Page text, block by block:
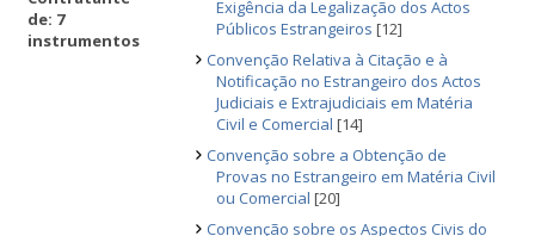
de: 7
instrumentos
Exigência da Legalização dos Actos
Públicos Estrangeiros [12]
Convenção Relativa à Citação e à
Notificação no Estrangeiro dos Actos
Judiciais e Extrajudiciais em Matéria
Civil e Comercial [14]
Convenção sobre a Obtenção de
Provas no Estrangeiro em Matéria Civil
ou Comercial [20]
Convenção sobre os Aspectos Civis do